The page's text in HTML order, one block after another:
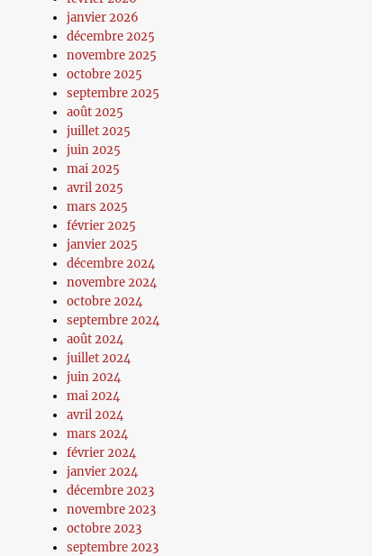
janvier 2026
décembre 2025
novembre 2025
octobre 2025
septembre 2025
août 2025
juillet 2025
juin 2025
mai 2025
avril 2025
mars 2025
février 2025
janvier 2025
décembre 2024
novembre 2024
octobre 2024
septembre 2024
août 2024
juillet 2024
juin 2024
mai 2024
avril 2024
mars 2024
février 2024
janvier 2024
décembre 2023
novembre 2023
octobre 2023
septembre 2023